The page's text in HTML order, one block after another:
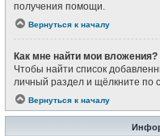
получения помощи.
Вернуться к началу
Как мне найти мои вложения?
Чтобы найти список
личный раздел и щёлкните по
Вернуться к началу